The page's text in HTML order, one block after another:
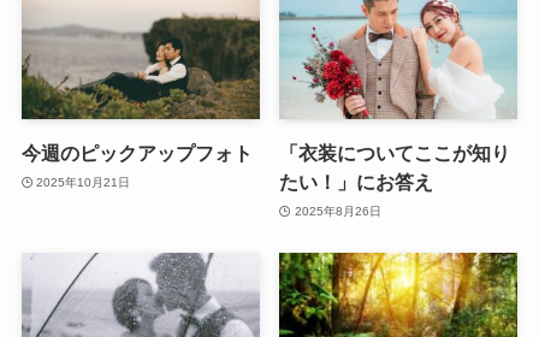
今週のピックアップフォト
2025年10月21日
「衣装についてここが知り
たい！」にお答え
2025年8月26日